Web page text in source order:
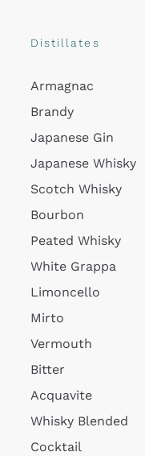
Distillates
Armagnac
Brandy
Japanese Gin
Japanese Whisky
Scotch Whisky
Bourbon
Peated Whisky
White Grappa
Limoncello
Mirto
Vermouth
Bitter
Acquavite
Whisky Blended
Cocktail